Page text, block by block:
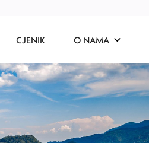
CJENIK O NAMA